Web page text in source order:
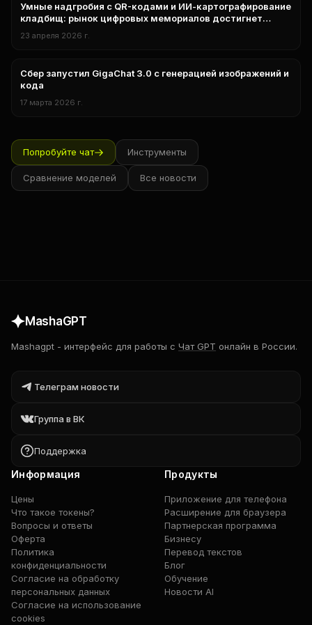
нейросети
Умные надгробия с QR-кодами и ИИ-картографирование
кладбищ: рынок цифровых мемориалов достигнет
23 апреля 2026 г.
нейросети
Сбер запустил GigaChat 3.0 с генерацией изображений и
кода
17 марта 2026 г.
Попробуйте чат Инструменты
Сравнение моделей Все новости
MashaGPT
Mashagpt - интерфейс для работы с Чат GPT онлайн в России.
Телеграм новости
Группа в ВК
Поддержка
Информация
Цены
Что такое токены?
Вопросы и ответы
Оферта
Политика
конфиденциальности
Согласие на обработку
персональных данных
Согласие на использование
cookies
Продукты
Приложение для телефона
Расширение для браузера
Партнерская программа
Бизнесу
Перевод текстов
Блог
Обучение
Новости AI